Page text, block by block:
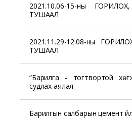
2021.10.06-15-ны
ТУШААЛ
2021.11.29-12.08-ны
ТУШААЛ
“Барилга - тогтвортой
судлах аялал
Барилгын салбарын цемент